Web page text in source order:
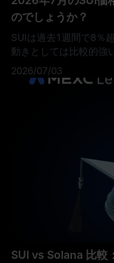
のでしょうか？
SUIは過去1週間で8％
動きとしては比較的強
然ながら、これはより
的な下落トレンドの中
取引データ、集計され
重要な価格水準を用い
2026/07/03
SUI vs Solana 比較